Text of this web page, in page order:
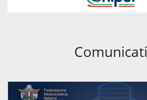
Comunicati